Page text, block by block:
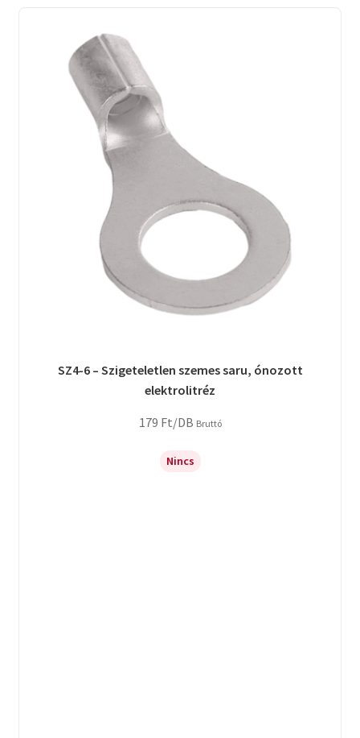
SZ4-6 – Szigeteletlen szemes saru, ónozott
elektrolitréz
179 Ft/DB Bruttó
Nincs